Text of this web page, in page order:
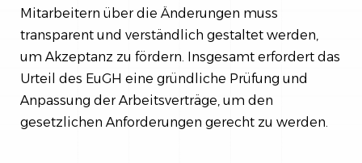
Mitarbeitern über die Änderungen muss
transparent und verständlich gestaltet werden,
um Akzeptanz zu fördern. Insgesamt erfordert das
Urteil des EuGH eine gründliche Prüfung und
Anpassung der Arbeitsverträge, um den
gesetzlichen Anforderungen gerecht zu werden.